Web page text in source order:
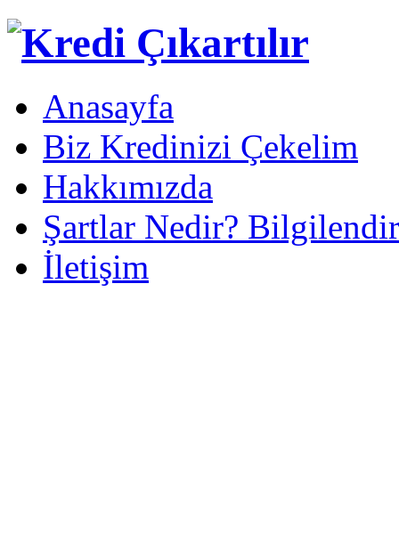
Anasayfa
Biz Kredinizi Çekelim
Hakkımızda
Şartlar Nedir?
İletişim